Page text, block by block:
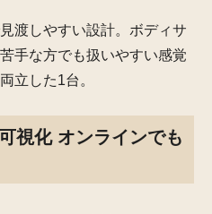
渡しやすい設計。ボディサ
手な方でも扱いやすい感覚
立した1台。
視化 オンラインでも